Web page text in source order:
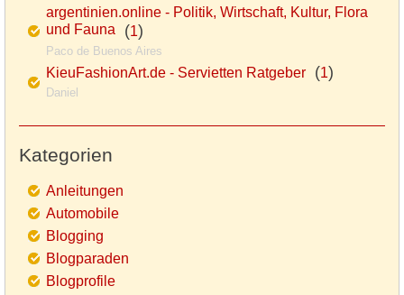
argentinien.online - Politik, Wirtschaft, Kultur, Flora
und Fauna (1)
Paco de Buenos Aires
KieuFashionArt.de - Servietten Ratgeber (1)
Daniel
Kategorien
Anleitungen
Automobile
Blogging
Blogparaden
Blogprofile